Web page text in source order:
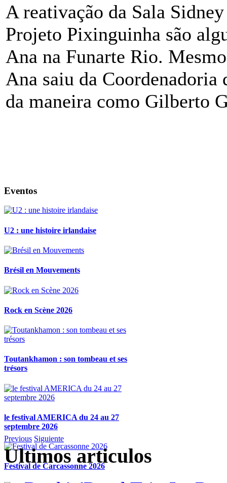
A reativação da Sala
Projeto Pixinguinha são
Ana na Funarte Rio.
Ana saiu da
da maneira como Gilberto
Eventos
U2 : une histoire irlandaise
Brésil en Mouvements
Rock en Scène 2026
Toutankhamon : son tombeau et ses
trésors
le festival AMERICA du 24 au 27
septembre 2026
Festival de Carcassonne 2026
Previous Siguiente
Ultimos articulos